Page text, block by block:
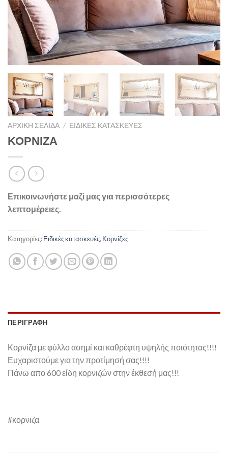
ΑΡΧΙΚΉ ΣΕΛΊΔΑ / ΕΙΔΙΚΈΣ ΚΑΤΑΣΚΕΥΈΣ
ΚΟΡΝΙΖΑ
Επικοινωνήστε μαζί μας για περισσότερες
λεπτομέρειες.
Κατηγορίες:Ειδικές κατασκευές, Κορνίζες
ΠΕΡΙΓΡΑΦΉ
Κορνίζα με φύλλο ασημί και καθρέφτη υψηλής ποιότητας!!!!
Ευχαριστούμε για την προτίμησή σας!!!!
Πάνω απο 600 είδη κορνιζών στην έκθεσή μας!!!
#κορνιζα